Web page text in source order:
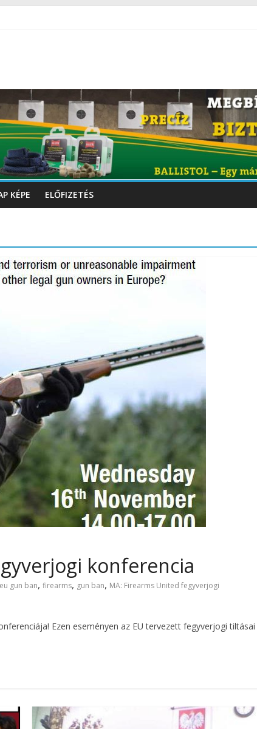
KÉPE ELŐFIZETÉS
konferencia
eu gun ban, firearms, gun ban, MA: Firearms United fegyverjogi
Ezen eseményen az EU tervezett fegyverjogi tiltásai